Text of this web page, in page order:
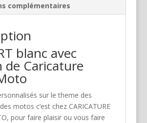
complémentaires
blanc avec
de Caricature
sur le theme des
motos c’est chez CARICATURE
pour faire plaisir ou vous faire